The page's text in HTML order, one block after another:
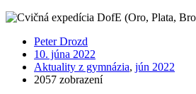
Peter Drozd
10. júna 2022
Aktuality z gymnázia, jún 2022
2057 zobrazení